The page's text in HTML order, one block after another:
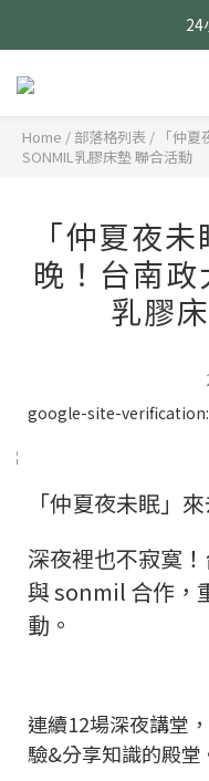
24
24
指定
Home / 部落格列表 / 「仲
SONMIL乳膠床墊 聯合活動
「仲夏夜
晚！台南
乳膠
google-site-
「仲夏夜未眠」
深夜裡也不寂寞
與 sonmil 合作，
動。
連續12場深夜講堂
驗&分享知識的殿堂